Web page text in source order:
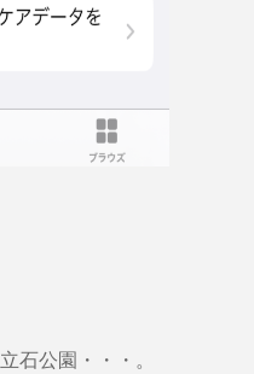
石公園・・・。